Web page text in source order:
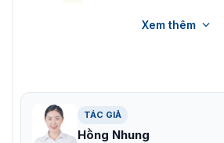
Đặc điểm chính của bộ
Xem thêm
TÁC GIẢ
Hồng Nhung